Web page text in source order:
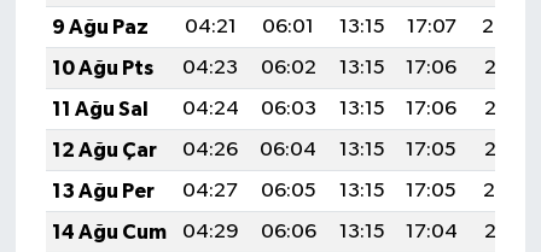
9 Ağu Paz
04:21 06:01 13:15 17:07
20:20
10 Ağu Pts
04:23 06:02 13:15 17:06
20:18
11 Ağu Sal
04:24 06:03 13:15 17:06
20:17
12 Ağu Çar
04:26 06:04 13:15 17:05
20:16
13 Ağu Per
04:27 06:05 13:15 17:05
20:14
14 Ağu Cum
04:29 06:06 13:15 17:04
20:13